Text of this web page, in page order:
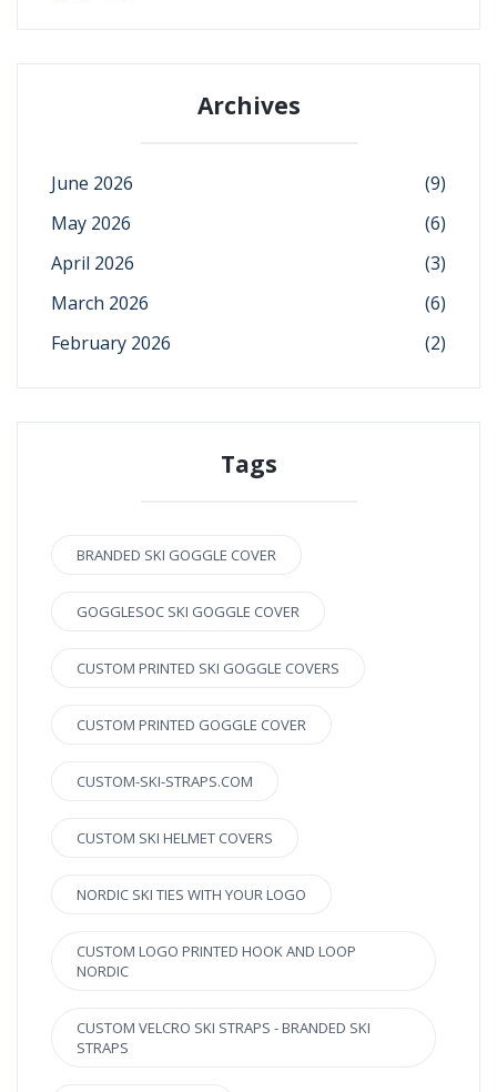
Archives
June 2026
(9)
May 2026
(6)
April 2026
(3)
March 2026
(6)
February 2026
(2)
Tags
BRANDED SKI GOGGLE COVER
GOGGLESOC SKI GOGGLE COVER
CUSTOM PRINTED SKI GOGGLE COVERS
CUSTOM PRINTED GOGGLE COVER
CUSTOM-SKI-STRAPS.COM
CUSTOM SKI HELMET COVERS
NORDIC SKI TIES WITH YOUR LOGO
CUSTOM LOGO PRINTED HOOK AND LOOP
NORDIC
CUSTOM VELCRO SKI STRAPS - BRANDED SKI
STRAPS